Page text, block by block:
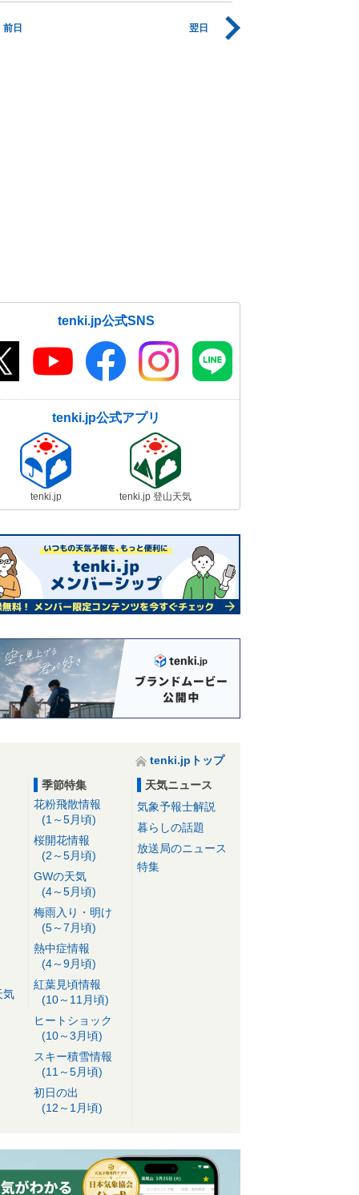
前日 翌日
tenki.jp公式SNS
tenki.jp公式アプリ
tenki.jp tenki.jp 登山天気
tenki.jpトップ
気
季節特集
花粉飛散情報
(1～5月頃)
桜開花情報
(2～5月頃)
GWの天気
(4～5月頃)
梅雨入り・明け
(5～7月頃)
熱中症情報
(4～9月頃)
紅葉見頃情報
(10～11月頃)
ヒートショック
(10～3月頃)
スキー積雪情報
(11～5月頃)
初日の出
(12～1月頃)
天気ニュース
気象予報士解説
暮らしの話題
放送局のニュース
特集